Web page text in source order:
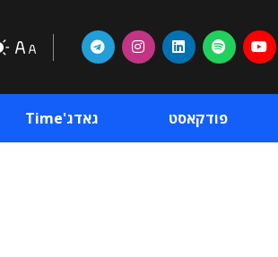
פודקאסט גאדג'Time